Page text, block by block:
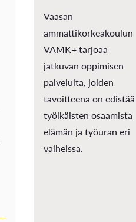
Vaasan
ammattikorkeakoulun
VAMK+ tarjoaa
jatkuvan oppimisen
palveluita, joiden
tavoitteena on edistää
työikäisten osaamista
elämän ja työuran eri
vaiheissa.